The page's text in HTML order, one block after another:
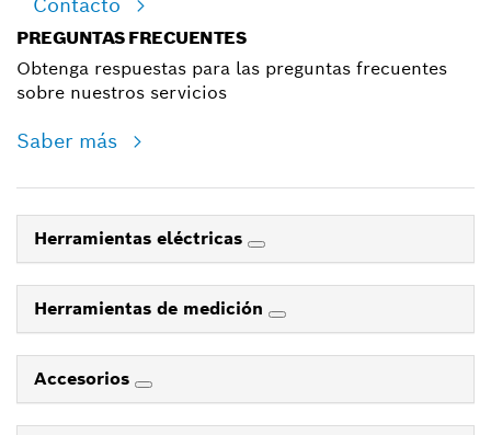
PREGUNTAS FRECUENTES
Obtenga respuestas para las preguntas frecuentes
sobre nuestros servicios
Saber más
Herramientas eléctricas
Herramientas de medición
Accesorios